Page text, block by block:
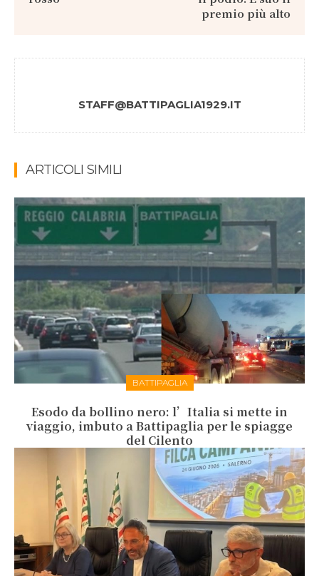
premio più alto
STAFF@BATTIPAGLIA1929.IT
ARTICOLI SIMILI
BATTIPAGLIA
Esodo da bollino nero: l’Italia si mette in
viaggio, imbuto a Battipaglia per le spiagge
del Cilento